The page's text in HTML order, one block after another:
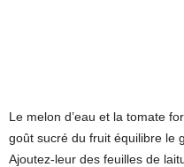
Le melon d’eau et la tomate
goût sucré du fruit équilibre le
Ajoutez-leur des feuilles de